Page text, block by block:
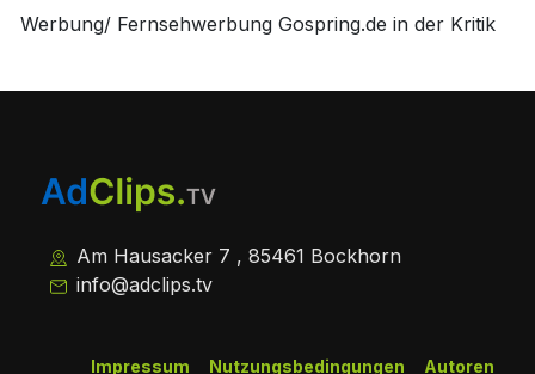
Werbung/ Fernsehwerbung Gospring.de in der Kritik
Am Hausacker 7 , 85461 Bockhorn
info@adclips.tv
Autoren
Nutzungsbedingungen
Impressum